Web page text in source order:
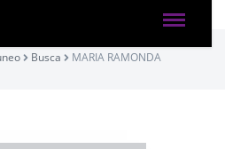
Busca
MARIA RAMONDA
di Busca - Maria Vergine